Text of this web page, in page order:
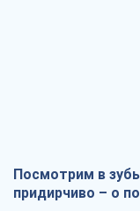
Посмотрим в
придирчиво – о